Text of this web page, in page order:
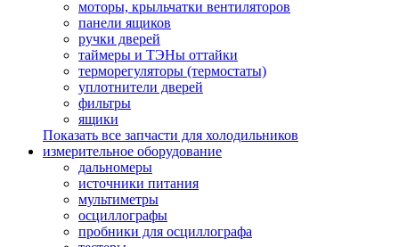
моторы, крыльчатки вентиляторов
панели ящиков
ручки дверей
таймеры и ТЭНы оттайки
терморегуляторы (термостаты)
уплотнители дверей
фильтры
ящики
Показать все запчасти для холодильников
измерительное оборудование
дальномеры
источники питания
мультиметры
осциллографы
пробники для осциллографа